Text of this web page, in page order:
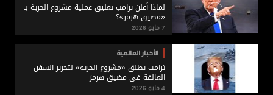
لماذا أعلن ترامب تعليق عملية مشروع الحرية بـ
«مضيق هرمز»؟
7 مايو 2026
الأخبار العالمية
ترامب يطلق «مشروع الحرية» لتحرير السفن
العالقة في مضيق هرمز
4 مايو 2026